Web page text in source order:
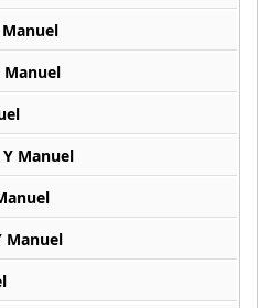
Manuel
Manuel
Manuel